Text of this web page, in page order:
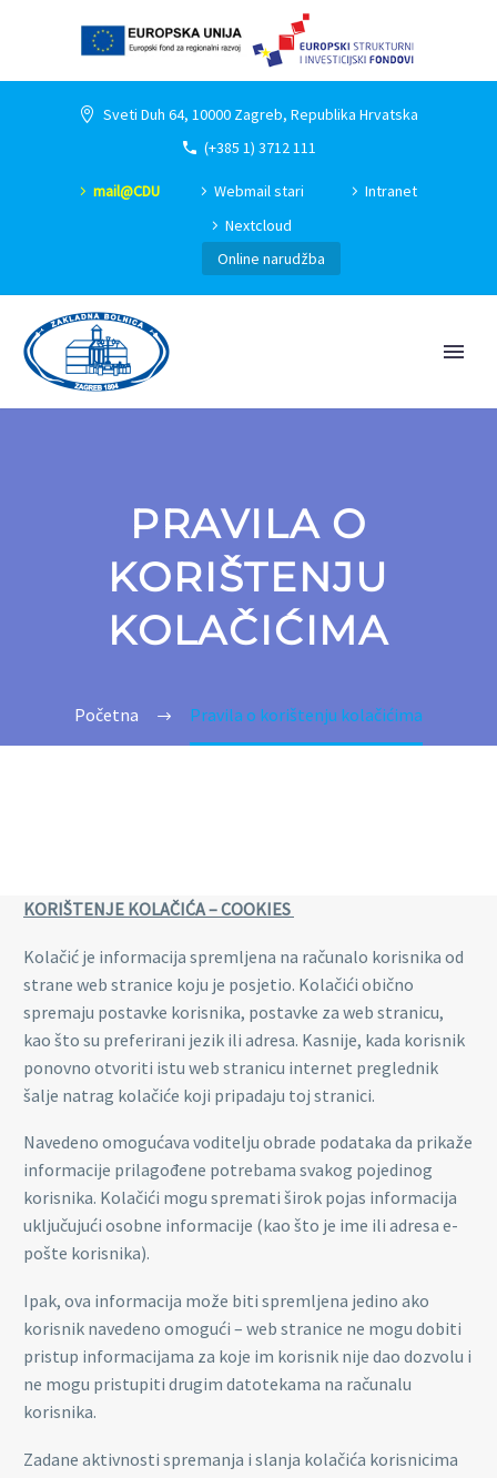
Sveti Duh 64, 10000 Zagreb, Republika Hrvatska
(+385 1) 3712 111
mail@CDU Webmail stari
Intranet
Nextcloud
Online narudžba
PRAVILA O
KORIŠTENJU
KOLAČIĆIMA
Početna Pravila o korištenju kolačićima
KORIŠTENJE KOLAČIĆA – COOKIES
Kolačić je informacija spremljena na računalo korisnika od
strane web stranice koju je posjetio. Kolačići obično
spremaju postavke korisnika, postavke za web stranicu,
kao što su preferirani jezik ili adresa. Kasnije, kada korisnik
ponovno otvoriti istu web stranicu internet preglednik
šalje natrag kolačiće koji pripadaju toj stranici.
Navedeno omogućava voditelju obrade podataka da prikaže
informacije prilagođene potrebama svakog pojedinog
korisnika. Kolačići mogu spremati širok pojas informacija
uključujući osobne informacije (kao što je ime ili adresa e-
pošte korisnika).
Ipak, ova informacija može biti spremljena jedino ako
korisnik navedeno omogući – web stranice ne mogu dobiti
pristup informacijama za koje im korisnik nije dao dozvolu i
ne mogu pristupiti drugim datotekama na računalu
korisnika.
Zadane aktivnosti spremanja i slanja kolačića korisnicima